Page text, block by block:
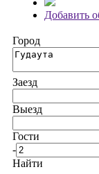
Добавить
Город
Заезд
Выезд
Гости
-
Найти